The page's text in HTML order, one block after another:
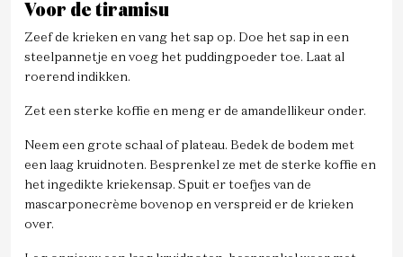
Voor de tiramisu
Zeef de krieken en vang het sap op. Doe het sap in een
steelpannetje en voeg het puddingpoeder toe. Laat al
roerend indikken.
Zet een sterke koffie en meng er de amandellikeur onder.
Neem een grote schaal of plateau. Bedek de bodem met
een laag kruidnoten. Besprenkel ze met de sterke koffie en
het ingedikte kriekensap. Spuit er toefjes van de
mascarponecrème bovenop en verspreid er de krieken
over.